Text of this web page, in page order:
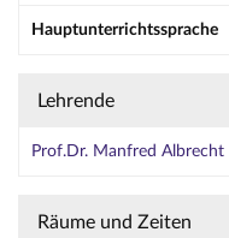
Hauptunterrichtssprache
Lehrende
Prof.Dr. Manfred Albrecht
Räume und Zeiten